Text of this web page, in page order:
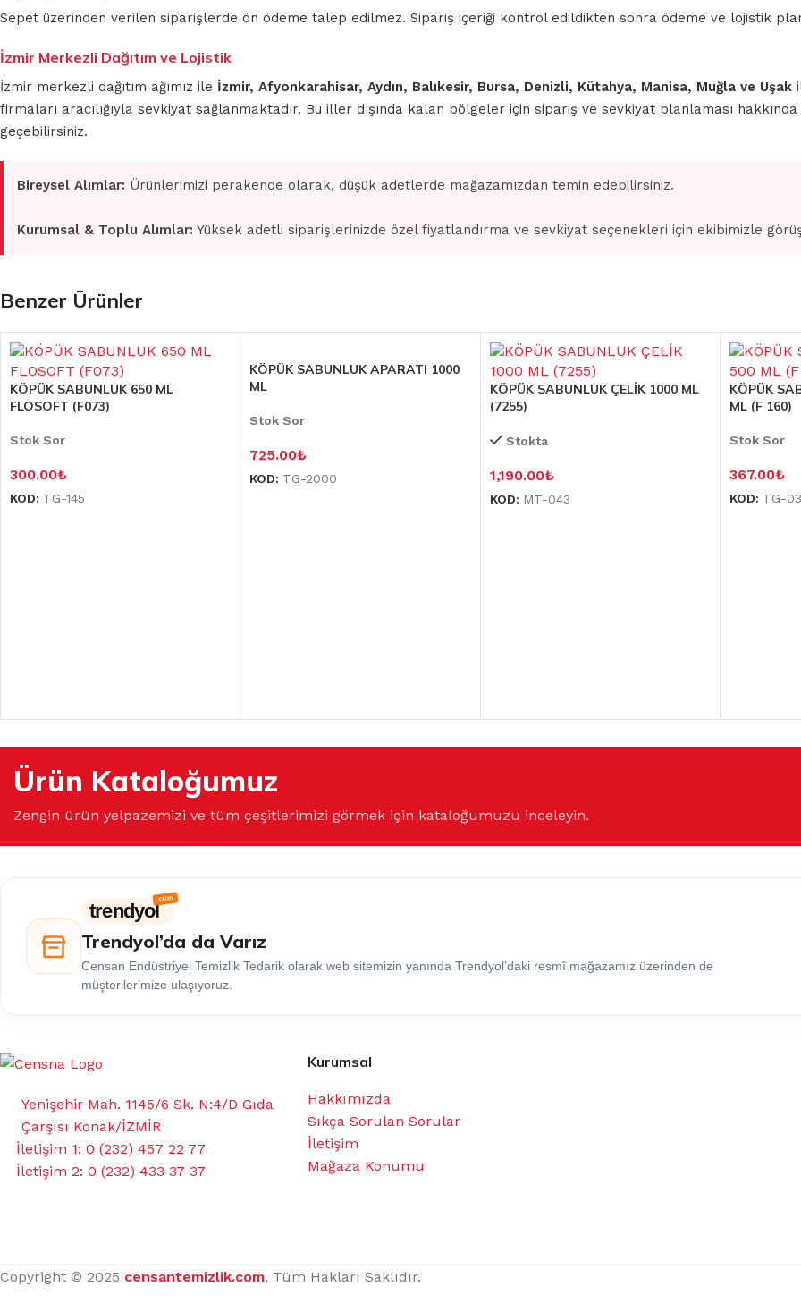
Sepet üzerinden verilen siparişlerde ön ödeme talep edilmez. Sipariş içeriği kontrol edildikten sonra ödeme ve lojistik
İzmir Merkezli Dağıtım ve Lojistik
İzmir merkezli dağıtım ağımız ile İzmir, Afyonkarahisar, Aydın, Balıkesir, Bursa, Denizli, Kütahya, Manisa, Muğla ve Uşak
firmaları aracılığıyla sevkiyat sağlanmaktadır. Bu iller dışında kalan bölgeler için sipariş ve sevkiyat planlaması
geçebilirsiniz.
Bireysel Alımlar: Ürünlerimizi perakende olarak, düşük adetlerde mağazamızdan temin edebilirsiniz.
Kurumsal & Toplu Alımlar: Yüksek adetli siparişlerinizde özel fiyatlandırma ve sevkiyat seçenekleri için ekibimizle
Benzer Ürünler
KÖPÜK SABUNLUK 650 ML
FLOSOFT (F073)
Stok Sor
300.00₺
KOD: TG-145
KÖPÜK SABUNLUK APARATI 1000
ML
Stok Sor
725.00₺
KOD: TG-2000
KÖPÜK SABUNLUK ÇELİK 1000 ML
(7255)
Stokta
1,190.00₺
KOD: MT-043
KÖPÜK
ML (F 160)
Stok Sor
367.00₺
KOD: TG-
Ürün Kataloğumuz
Zengin ürün yelpazemizi ve tüm çeşitlerimizi görmek için kataloğumuzu inceleyin.
trendyol
Trendyol’da da Varız
Censan Endüstriyel Temizlik Tedarik olarak web sitemizin yanında Trendyol’daki resmî mağazamız üzerinden de
müşterilerimize ulaşıyoruz.
Yenişehir Mah. 1145/6 Sk. N:4/D Gıda
Çarşısı Konak/İZMİR
İletişim 1: 0 (232) 457 22 77
İletişim 2: 0 (232) 433 37 37
Kurumsal
Hakkımızda
Sıkça Sorulan Sorular
İletişim
Mağaza Konumu
Copyright © 2025 censantemizlik.com, Tüm Hakları Saklıdır.